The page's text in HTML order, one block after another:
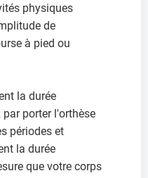
physiques
de
à pied ou
la durée
porter l'orthèse
périodes et
la durée
que votre corps